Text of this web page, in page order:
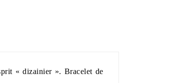
« dizainier ». Bracelet de